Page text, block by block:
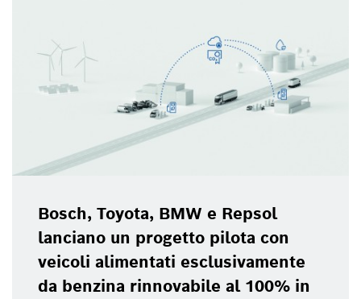
Bosch, Toyota, BMW e Repsol
lanciano un progetto pilota con
veicoli alimentati esclusivamente
da benzina rinnovabile al 100% in